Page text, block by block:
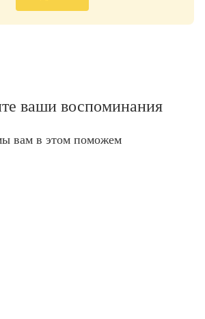
ваши воспоминания
вам в этом поможем